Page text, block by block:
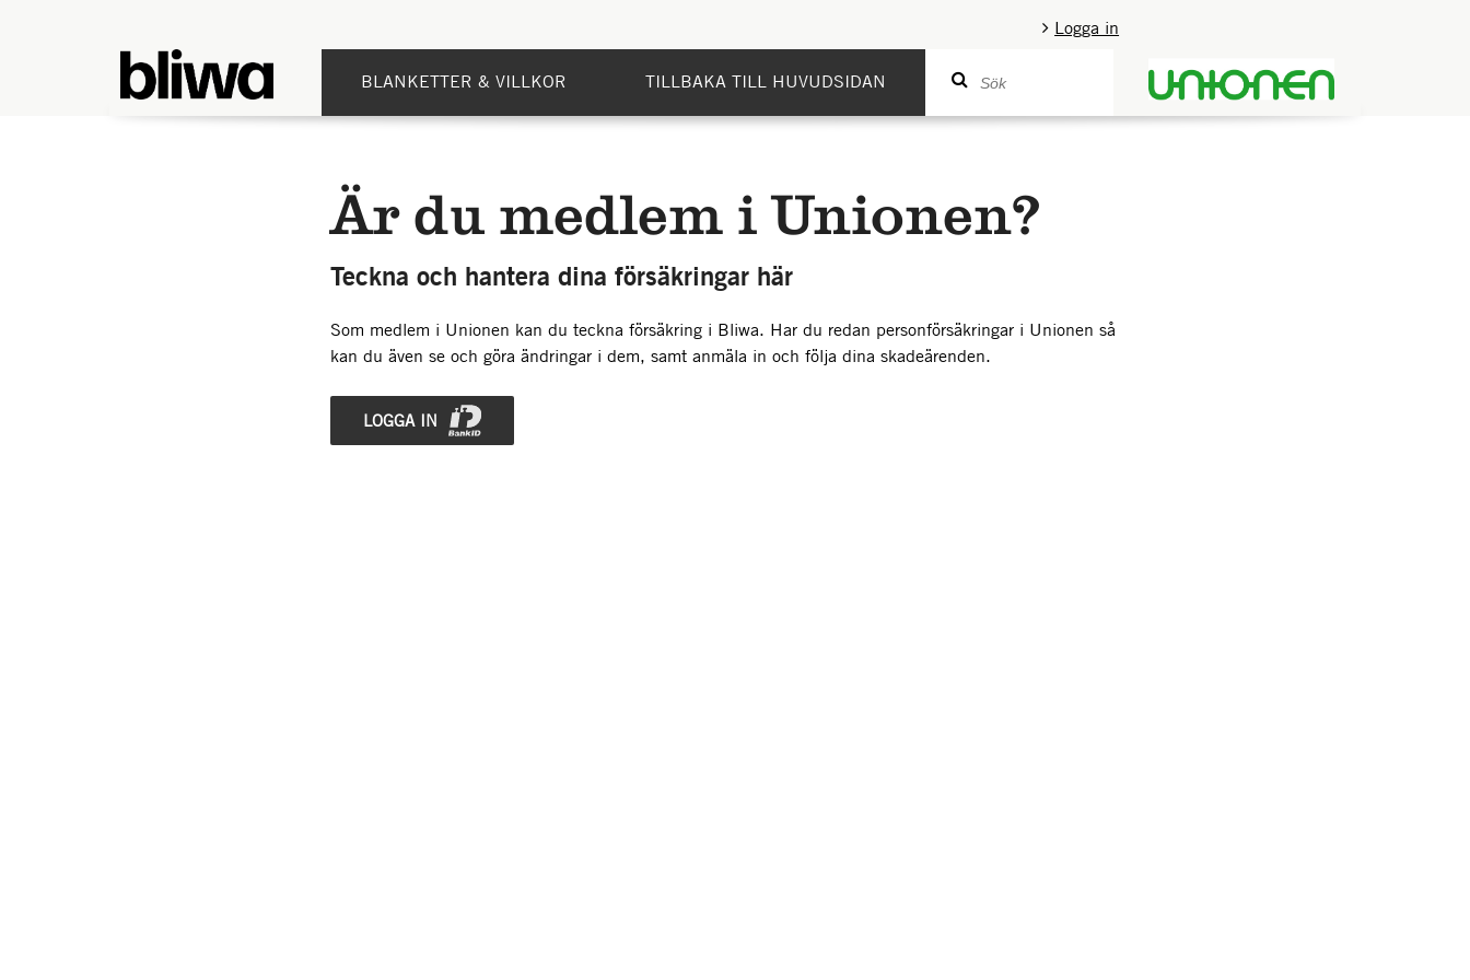
Logga in
BLANKETTER & VILLKOR TILLBAKA TILL HUVUDSIDAN
Är du medlem i Unionen?
Teckna och hantera dina försäkringar här
Som medlem i Unionen kan du teckna försäkring i Bliwa. Har du redan personförsäkringar i Unionen så
kan du även se och göra ändringar i dem, samt anmäla in och följa dina skadeärenden.
LOGGA IN